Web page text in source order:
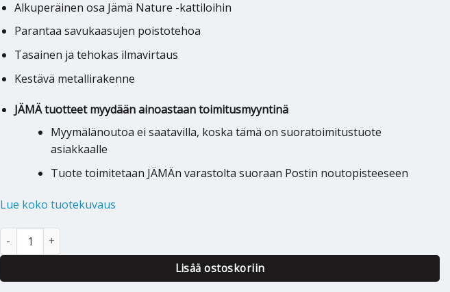
Alkuperäinen osa Jämä Nature -kattiloihin
Parantaa savukaasujen poistotehoa
Tasainen ja tehokas ilmavirtaus
Kestävä metallirakenne
JÄMÄ tuotteet myydään ainoastaan toimitusmyyntinä
Myymälänoutoa ei saatavilla, koska tämä on suoratoimitustuote
asiakkaalle
Tuote toimitetaan JÄMÄn varastolta suoraan Postin noutopisteeseen
Lue koko tuotekuvaus
Savukaasuimurin siipi Jämä Nature määrä
Lisää ostoskoriin